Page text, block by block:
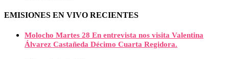
EMISIONES EN VIVO RECIENTES
Molocho Martes 28 En entrevista nos visita Valentina
Álvarez Castañeda Décimo Cuarta Regidora.